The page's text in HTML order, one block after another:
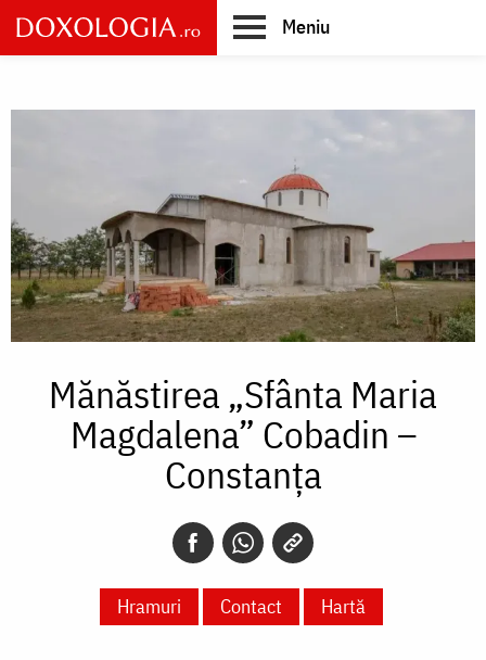
Skip
to
main
Meniu
Mănăstirea „Sfânta Maria
Magdalena” Cobadin –
Constanța
Hramuri Contact Hartă